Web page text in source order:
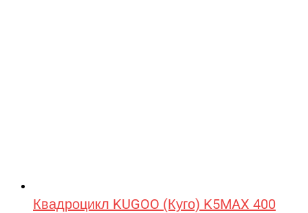
Квадроцикл KUGOO (Куго) K5MAX 400